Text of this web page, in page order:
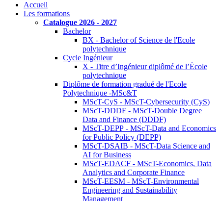
Accueil
Les formations
Catalogue 2026 - 2027
Bachelor
BX - Bachelor of Science de l'Ecole
polytechnique
Cycle Ingénieur
X - Titre d’Ingénieur diplômé de l’École
polytechnique
Diplôme de formation gradué de l'Ecole
Polytechnique -MSc&T
MScT-CyS - MScT-Cybersecurity (CyS)
MScT-DDDF - MScT-Double Degree
Data and Finance (DDDF)
MScT-DEPP - MScT-Data and Economics
for Public Policy (DEPP)
MScT-DSAIB - MScT-Data Science and
AI for Business
MScT-EDACF - MScT-Economics, Data
Analytics and Corporate Finance
MScT-EESM - MScT-Environmental
Engineering and Sustainability
Management